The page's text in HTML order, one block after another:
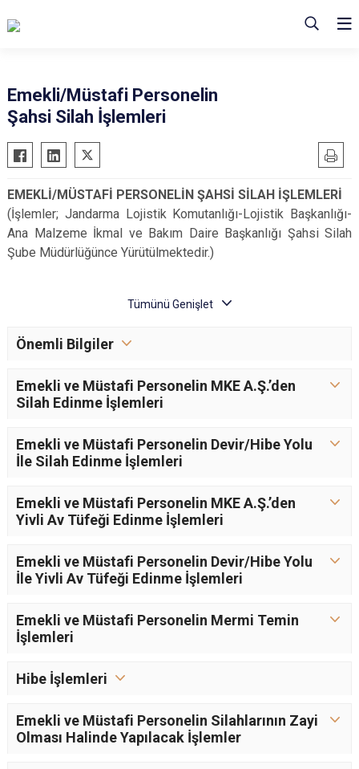
Emekli/Müstafi Personelin
Şahsi Silah İşlemleri
EMEKLİ/MÜSTAFİ PERSONELİN ŞAHSİ SİLAH İŞLEMLERİ
(İşlemler; Jandarma Lojistik Komutanlığı-Lojistik Başkanlığı-
Ana Malzeme İkmal ve Bakım Daire Başkanlığı Şahsi Silah
Şube Müdürlüğünce Yürütülmektedir.)
Önemli Bilgiler
Emekli ve Müstafi Personelin MKE A.Ş.’den
Silah Edinme İşlemleri
Emekli ve Müstafi Personelin Devir/Hibe Yolu
İle Silah Edinme İşlemleri
Emekli ve Müstafi Personelin MKE A.Ş.’den
Yivli Av Tüfeği Edinme İşlemleri
Emekli ve Müstafi Personelin Devir/Hibe Yolu
İle Yivli Av Tüfeği Edinme İşlemleri
Emekli ve Müstafi Personelin Mermi Temin
İşlemleri
Hibe İşlemleri
Emekli ve Müstafi Personelin Silahlarının Zayi
Olması Halinde Yapılacak İşlemler